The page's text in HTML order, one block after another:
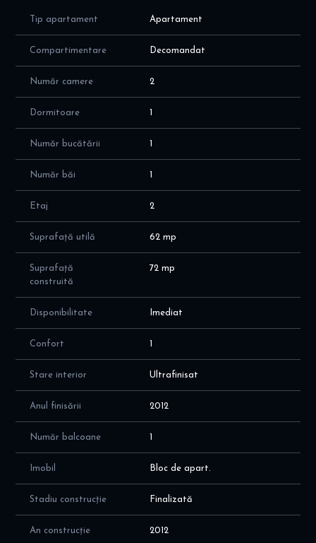
microunde, TV. Balcon spatios tip terasa deschis.
PLAZA, tramvai 8,25, Mega Image, LIDL, 8 minute METROU
LUJERULUI, CARREFOUR Lujerului, Parcul Moghiors, Parcul
Liniei( la 2 minute de faza 3), Afi Cotroceni, scoala, gradinita,
cresa, liceu, etc .
Tip apartament Apartament
Compartimentare Decomandat
Număr camere 2
Dormitoare 1
Număr bucătării 1
Număr băi 1
Etaj 2
Suprafață utilă 62 mp
Suprafață
construită
72 mp
Disponibilitate Imediat
Confort 1
Stare interior Ultrafinisat
Anul finisării 2012
Număr balcoane 1
Imobil Bloc de apart.
Stadiu construcție Finalizată
An construcție 2012